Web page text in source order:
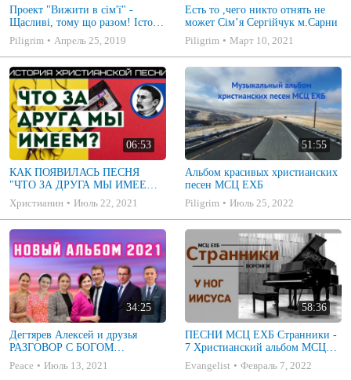
Проект "Вижити в сім'ї" -
Щасливі, тому що разом! Історія
життя сім'ї Покрасів. Частина 2
Piligrim Апрель 25, 2019
Есть то ,чего никто отнять не
может Сім’я Сергійчук м.Сарни
Piligrim
Март 10, 2021
06:53
КАК ПОЯВИЛАСЬ ПЕСНЯ
"ЧТО ЗА ДРУГА МЫ ИМЕЕМ?"
|| проект: "Истории
христианских песен"
Христианин Июль 22, 2021
51:55
Альбом красивых христианских
песен МСЦ ЕХБ
Piligrim
Июль 25, 2022
34:25
Дегтярев Алексей и друзья
РАЗГОВОР С БОГОМ
Христианские песни МСЦ ЕХБ
2021 (7я)
Peace Июль 13, 2021
58:36
ПЕСНИ МСЦ ЕХБ Странники -
7 Христианский альбом МСЦ
ЕХБ
Evangelist Февраль 7, 2022